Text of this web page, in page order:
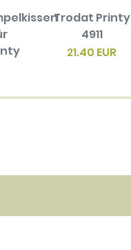
Trodat Printy
4911
21.40 EUR